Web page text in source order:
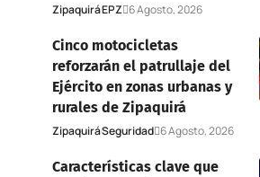
ZipaquiráEPZ 6 Agosto, 2026
Cinco motocicletas
reforzarán el patrullaje del
Ejército en zonas urbanas y
rurales de Zipaquirá
ZipaquiráSeguridad 6 Agosto, 2026
Características clave que